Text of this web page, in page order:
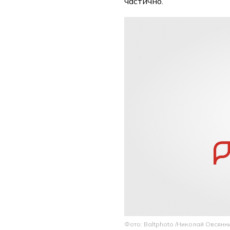
Фото: Baltphoto /Николай